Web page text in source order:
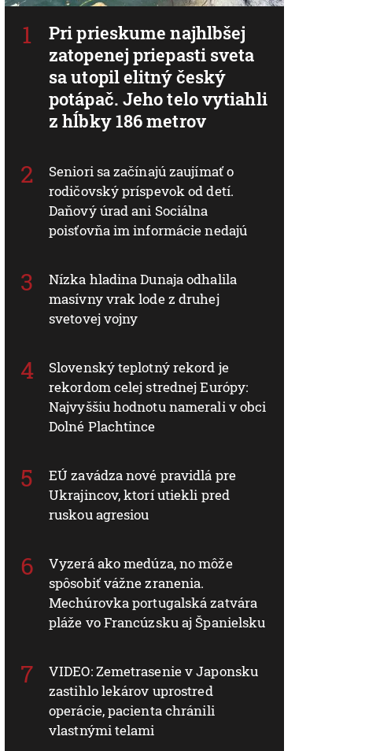
Pri prieskume najhlbšej
zatopenej priepasti sveta
sa utopil elitný český
potápač. Jeho telo vytiahli
z hĺbky 186 metrov
Seniori sa začínajú zaujímať o
rodičovský príspevok od detí.
Daňový úrad ani Sociálna
poisťovňa im informácie nedajú
Nízka hladina Dunaja odhalila
masívny vrak lode z druhej
svetovej vojny
Slovenský teplotný rekord je
rekordom celej strednej Európy:
Najvyššiu hodnotu namerali v obci
Dolné Plachtince
EÚ zavádza nové pravidlá pre
Ukrajincov, ktorí utiekli pred
ruskou agresiou
Vyzerá ako medúza, no môže
spôsobiť vážne zranenia.
Mechúrovka portugalská zatvára
pláže vo Francúzsku aj Španielsku
VIDEO: Zemetrasenie v Japonsku
zastihlo lekárov uprostred
operácie, pacienta chránili
vlastnými telami